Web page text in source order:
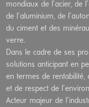
mondiaux de l’acier, de
de l’aluminium, de
du ciment et des
verre.
Dans le cadre de ses
solutions anticipant en
en termes de
et de respect de
Acteur majeur de